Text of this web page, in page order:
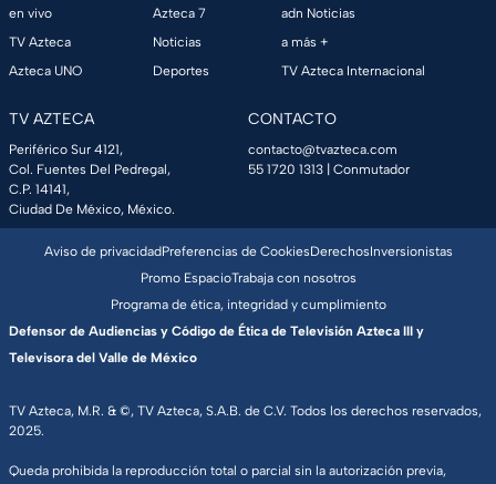
en vivo
TV Azteca
Azteca UNO
Azteca 7
Noticias
Deportes
adn Noticias
a más +
TV Azteca Internacional
TV AZTECA
Periférico Sur 4121,
Col. Fuentes Del Pedregal,
C.P. 14141,
Ciudad De México, México.
CONTACTO
contacto@tvazteca.com
55 1720 1313 | Conmutador
TV Azteca, M.R. & ©, TV Azteca, S.A.B. de C.V. Todos los derechos reservados,
2025.
Queda prohibida la reproducción total o parcial sin la autorización previa,
Aviso de privacidadPreferencias de CookiesDerechosInversionistas
Promo EspacioTrabaja con nosotros
Programa de ética, integridad y cumplimiento
Defensor de Audiencias y Código de Ética de Televisión Azteca III y
Televisora del Valle de México